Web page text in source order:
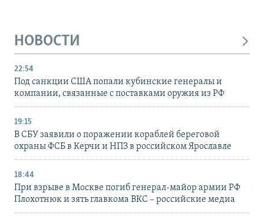
НОВОСТИ
22:54
Под санкции США попали кубинские генералы и
компании, связанные с поставками оружия из РФ
19:15
В СБУ заявили о поражении кораблей береговой
охраны ФСБ в Керчи и НПЗ в российском Ярославле
18:44
При взрыве в Москве погиб генерал-майор армии РФ
Плохотнюк и зять главкома ВКС – российские медиа